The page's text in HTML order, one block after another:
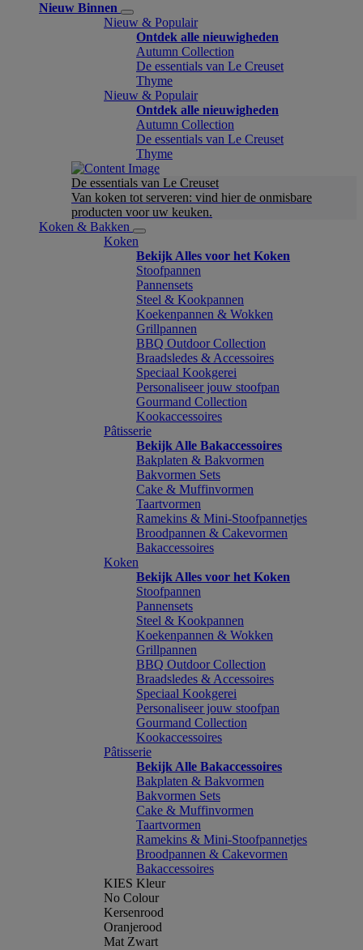
Nieuw Binnen
Nieuw & Populair
Ontdek alle nieuwigheden
Autumn Collection
De essentials van Le Creuset
Thyme
Nieuw & Populair
Ontdek alle nieuwigheden
Autumn Collection
De essentials van Le Creuset
Thyme
De essentials van Le Creuset
Van koken tot serveren: vind hier de onmisbare
producten voor uw keuken.
Koken & Bakken
Koken
Bekijk Alles voor het Koken
Stoofpannen
Pannensets
Steel & Kookpannen
Koekenpannen & Wokken
Grillpannen
BBQ Outdoor Collection
Braadsledes & Accessoires
Speciaal Kookgerei
Personaliseer jouw stoofpan
Gourmand Collection
Kookaccessoires
Pâtisserie
Bekijk Alle Bakaccessoires
Bakplaten & Bakvormen
Bakvormen Sets
Cake & Muffinvormen
Taartvormen
Ramekins & Mini-Stoofpannetjes
Broodpannen & Cakevormen
Bakaccessoires
Koken
Bekijk Alles voor het Koken
Stoofpannen
Pannensets
Steel & Kookpannen
Koekenpannen & Wokken
Grillpannen
BBQ Outdoor Collection
Braadsledes & Accessoires
Speciaal Kookgerei
Personaliseer jouw stoofpan
Gourmand Collection
Kookaccessoires
Pâtisserie
Bekijk Alle Bakaccessoires
Bakplaten & Bakvormen
Bakvormen Sets
Cake & Muffinvormen
Taartvormen
Ramekins & Mini-Stoofpannetjes
Broodpannen & Cakevormen
Bakaccessoires
KIES Kleur
No Colour
Kersenrood
Oranjerood
Mat Zwart